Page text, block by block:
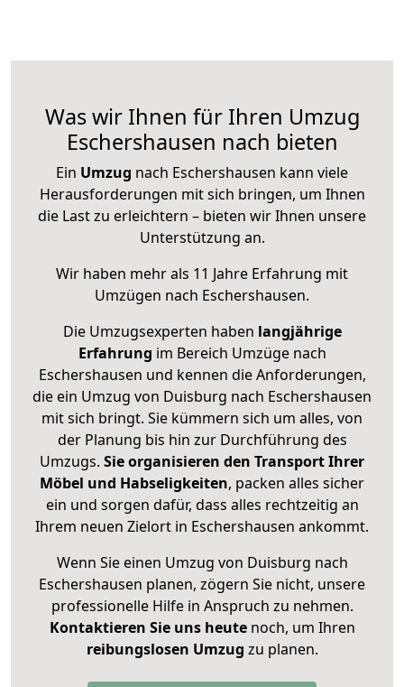
Was wir Ihnen für Ihren Umzug
Eschershausen nach bieten
Ein Umzug nach Eschershausen kann viele
Herausforderungen mit sich bringen, um Ihnen
die Last zu erleichtern – bieten wir Ihnen unsere
Unterstützung an.
Wir haben mehr als 11 Jahre Erfahrung mit
Umzügen nach Eschershausen.
Die Umzugsexperten haben langjährige
Erfahrung im Bereich Umzüge nach
Eschershausen und kennen die Anforderungen,
die ein Umzug von Duisburg nach Eschershausen
mit sich bringt. Sie kümmern sich um alles, von
der Planung bis hin zur Durchführung des
Umzugs. Sie organisieren den Transport Ihrer
Möbel und Habseligkeiten, packen alles sicher
ein und sorgen dafür, dass alles rechtzeitig an
Ihrem neuen Zielort in Eschershausen ankommt.
Wenn Sie einen Umzug von Duisburg nach
Eschershausen planen, zögern Sie nicht, unsere
professionelle Hilfe in Anspruch zu nehmen.
Kontaktieren Sie uns heutenoch, um Ihren
reibungslosen Umzug zu planen.